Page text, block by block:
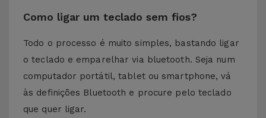
Como ligar um teclado sem fios?
Todo o processo é muito simples, bastando ligar
o teclado e emparelhar via bluetooth. Seja num
computador portátil, tablet ou smartphone, vá
às definições Bluetooth e procure pelo teclado
que quer ligar.